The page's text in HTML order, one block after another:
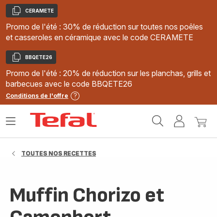
Copier
CERAMETE
Promo de l'été : 30% de réduction sur toutes nos poêles
et casseroles en céramique avec le code CERAMETE
Copier
BBQETE26
Promo de l'été : 20% de réduction sur les planchas, grills et
barbecues avec le code BBQETE26
Conditions de l'offre
MonMon
Ouvrir
TOUTES NOS RECETTES
Muffin Chorizo et